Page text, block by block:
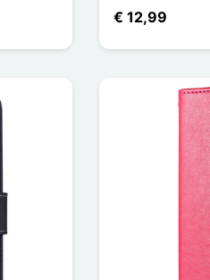
€ 12,99